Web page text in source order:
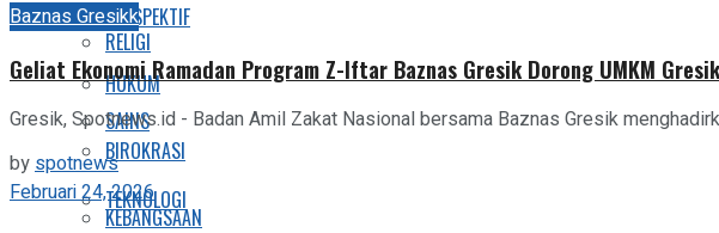
PRESPEKTIF
HUKUM
BIROKRASI
KEBANGSAAN
RELIGI
SAINS
TEKNOLOGI
Baznas Gresikk
Geliat Ekonomi Ramadan Program Z-Iftar Baznas Gresik Dorong UMKM
Gresik, Spotnews.id - Badan Amil Zakat Nasional bersama Baznas Gresik
byspotnews
Februari 24, 2026